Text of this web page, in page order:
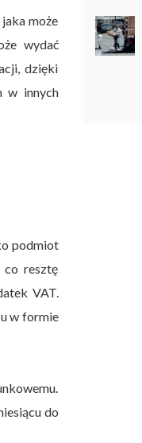
może
wydać
dzięki
w innych
podmiot
co resztę
VAT.
w formie
do